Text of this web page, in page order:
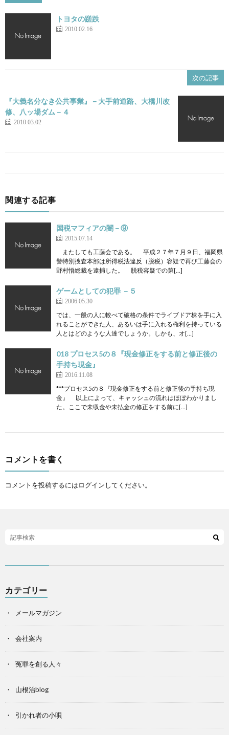
トヨタの蹉跌
2010.02.16
次の記事
『大義名分なき公共事業』－大手前道路、大橋川改
修、八ッ場ダム－４
2010.03.02
関連する記事
国税マフィアの闇－⑨
2015.07.14
またしても工藤会である。 平成２７年７月９日、福岡県
警特別捜査本部は所得税法違反（脱税）容疑で再び工藤会の
野村悟総裁を逮捕した。 脱税容疑での第[…]
ゲームとしての犯罪 －５
2006.05.30
では、一般の人に較べて破格の条件でライブドア株を手に入
れることができた人、あるいは手に入れる権利を持っている
人とはどのような人達でしょうか。しかも、オ[…]
018 プロセス5の８『現金修正をする前と修正後の
手持ち現金』
2016.11.08
***プロセス5の８『現金修正をする前と修正後の手持ち現
金』 以上によって、キャッシュの流れはほぼわかりまし
た。ここで未収金や未払金の修正をする前に[…]
コメントを書く
コメントを投稿するにはログインしてください。
カテゴリー
メールマガジン
会社案内
冤罪を創る人々
山根治blog
引かれ者の小唄